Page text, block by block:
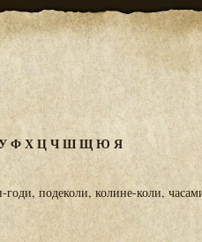
ФХЦЧШЩЮ Я
годи, подеколи, колине-коли,